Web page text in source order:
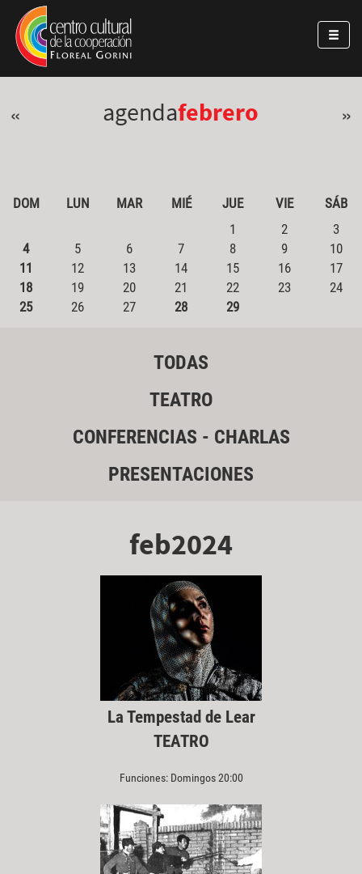
Pasar al contenido principal
Jump to main content
« agendafebrero »
DOM LUN MAR MIÉ JUE VIE
SÁB
1
2
3
4
5 6 7 8 9
10
11
12 13 14 15 16
17
18
19 20 21 22 23
24
25
26 27 28 29
TODAS
TEATRO
CONFERENCIAS - CHARLAS
PRESENTACIONES
feb2024
La Tempestad de Lear
TEATRO
Funciones: Domingos 20:00